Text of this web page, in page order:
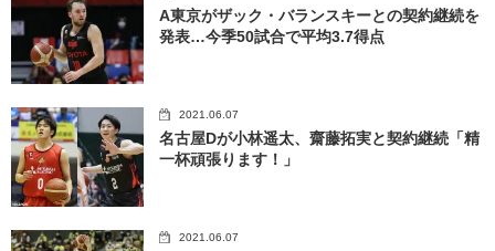
A東京がザック・バランスキーとの契約継続を
発表…今季50試合で平均3.7得点
2021.06.07
名古屋Dが小林遥太、齋藤拓実と契約継続「精
一杯頑張ります！」
2021.06.07